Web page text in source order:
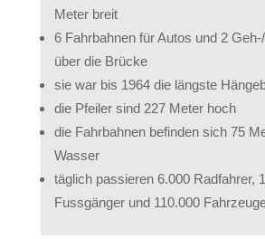
Meter breit
6 Fahrbahnen für Autos und 2
über die Brücke
sie war bis 1964 die längste
die Pfeiler sind 227 Meter hoch
die Fahrbahnen befinden sich 75
Wasser
täglich passieren 6.000 Radfahrer,
Fussgänger und 110.000